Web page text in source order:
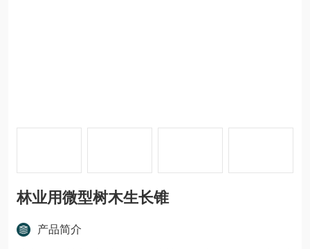
林业用微型树木生长锥
产品简介